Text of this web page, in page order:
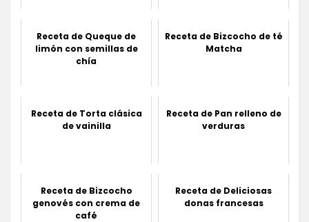
Receta de Queque de
limón con semillas de
chía
Receta de Bizcocho de té
Matcha
Receta de Torta clásica
de vainilla
Receta de Pan relleno de
verduras
Receta de Bizcocho
genovés con crema de
café
Receta de Deliciosas
donas francesas